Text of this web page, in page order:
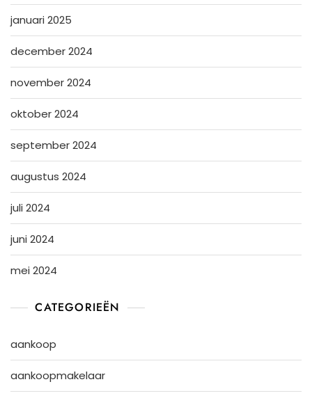
januari 2025
december 2024
november 2024
oktober 2024
september 2024
augustus 2024
juli 2024
juni 2024
mei 2024
CATEGORIEËN
aankoop
aankoopmakelaar